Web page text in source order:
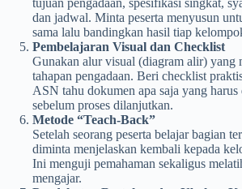
tujuan pengadaan, spesifikasi singkat,
dan jadwal. Minta peserta menyusun
sama lalu bandingkan hasil tiap
Pembelajaran Visual dan Checklist
Gunakan alur visual (diagram alir) yang
tahapan pengadaan. Beri checklist
ASN tahu dokumen apa saja yang
sebelum proses dilanjutkan.
Metode “Teach-Back”
Setelah seorang peserta belajar bagian
diminta menjelaskan kembali kepada
Ini menguji pemahaman sekaligus
mengajar.